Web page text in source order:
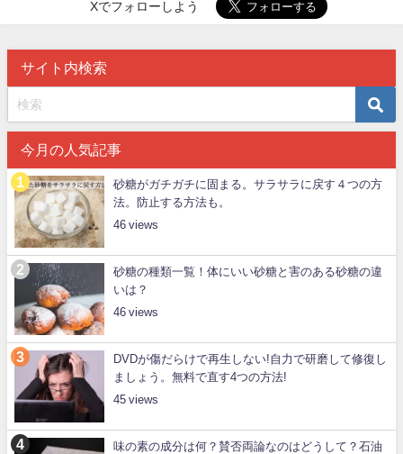
Xでフォローしよう
サイト内検索
今月の人気記事
砂糖がガチガチに固まる。サラサラに戻す４つの方
法。防止する方法も。
46
砂糖の種類一覧！体にいい砂糖と害のある砂糖の違
いは？
46
DVDが傷だらけで再生しない!自力で研磨して修復し
ましょう。無料で直す4つの方法!
45
味の素の成分は何？賛否両論なのはどうして？石油